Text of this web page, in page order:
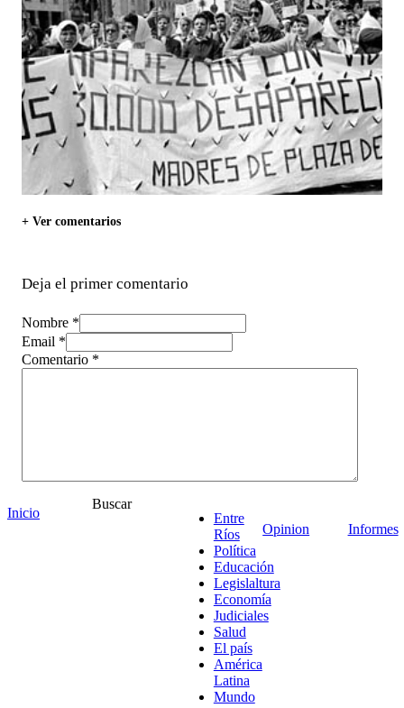
+ Ver comentarios
Deja el primer comentario
Nombre *
Email *
Comentario *
Inicio
Buscar
Entre
Ríos
Política
Educación
Legislaltura
Economía
Judiciales
Salud
El país
América
Latina
Mundo
Opinion Informes
¡Ponete en contacto!
Escribe aquí abajo lo que desees buscar